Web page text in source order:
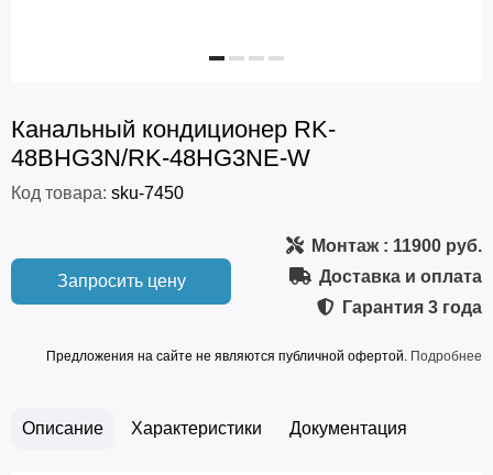
Канальный кондиционер RK-
48BHG3N/RK-48HG3NE-W
Код товара: sku-7450
Запросить цену
Монтаж: 11900 руб.
Доставка и оплата
Гарантия 3 года
Предложения на сайте не являются публичной офертой. Подробнее
Описание Характеристики Документация